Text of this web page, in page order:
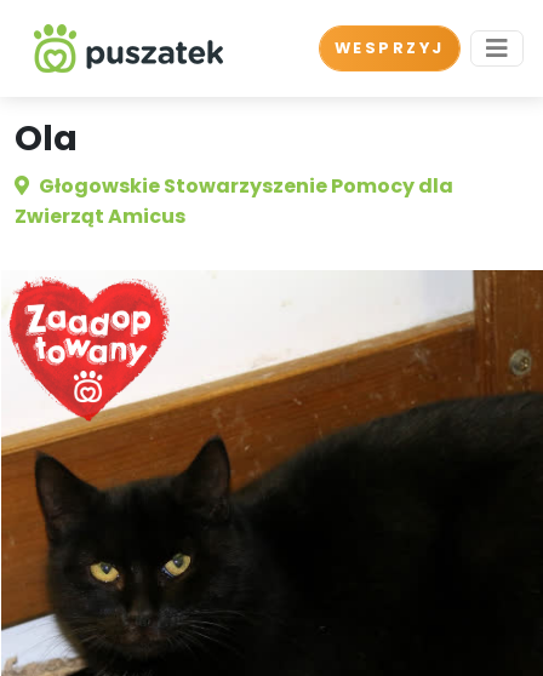
WESPRZYJ
Ola
Głogowskie Stowarzyszenie Pomocy dla
Zwierząt Amicus